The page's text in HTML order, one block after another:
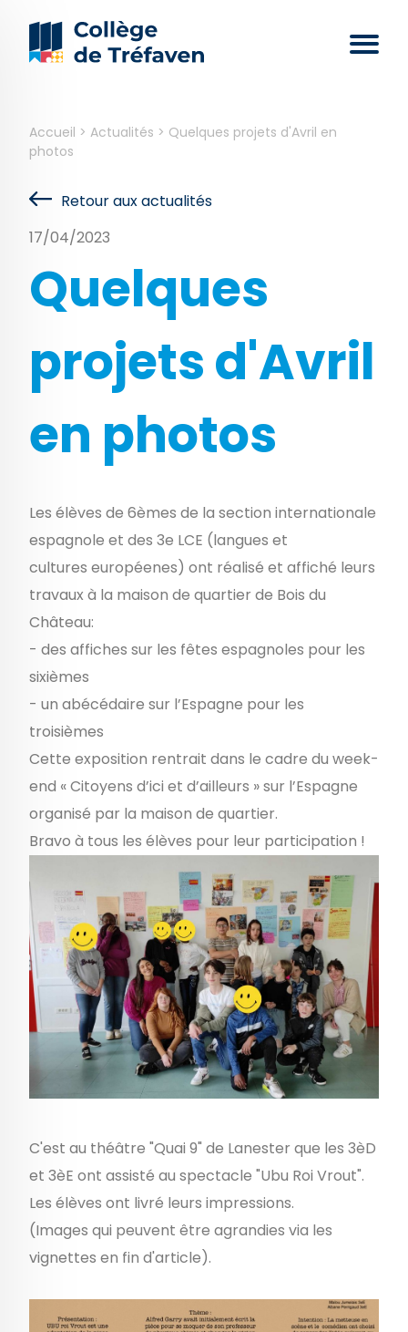
Accueil > Actualités > Quelques projets d'Avril en
photos
Retour aux actualités
17/04/2023
Quelques
projets d'Avril
en photos
Les élèves de 6èmes de la section internationale
espagnole et des 3e LCE (langues et
cultures européenes) ont réalisé et affiché leurs
travaux à la maison de quartier de Bois du
Château:
- des affiches sur les fêtes espagnoles pour les
sixièmes
- un abécédaire sur l’Espagne pour les
troisièmes
Cette exposition rentrait dans le cadre du week-
end « Citoyens d’ici et d’ailleurs » sur l’Espagne
organisé par la maison de quartier.
Bravo à tous les élèves pour leur participation !
C'est au théâtre "Quai 9" de Lanester que les 3èD
et 3èE ont assisté au spectacle "Ubu Roi Vrout".
Les élèves ont livré leurs impressions.
(Images qui peuvent être agrandies via les
vignettes en fin d'article).